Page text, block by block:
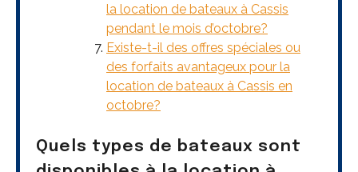
la location de bateaux à Cassis
pendant le mois d’octobre?
Existe-t-il des offres spéciales ou
des forfaits avantageux pour la
location de bateaux à Cassis en
octobre?
Quels types de bateaux sont